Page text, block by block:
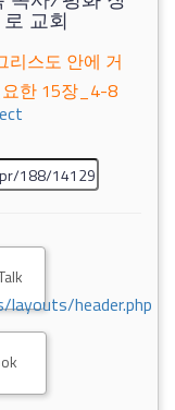
header.php
로 교회
리스도 안에 거
한 15장_4-8